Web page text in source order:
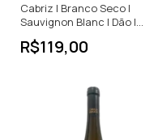
Cabriz | Branco Seco |
Sauvignon Blanc | Dão |
Portugal | 750ml
R$119,00